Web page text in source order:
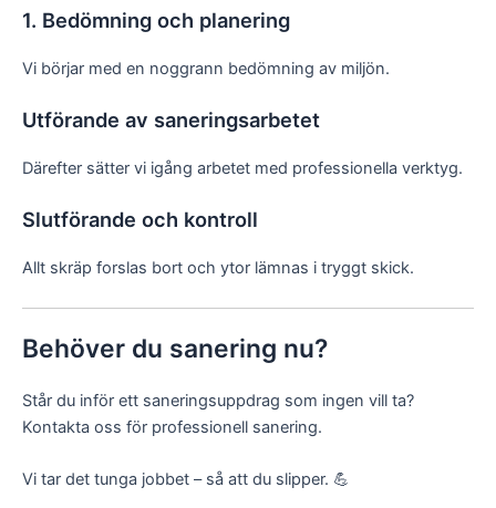
1. Bedömning och planering
Vi börjar med en noggrann bedömning av miljön.
Utförande av saneringsarbetet
Därefter sätter vi igång arbetet med professionella verktyg.
Slutförande och kontroll
Allt skräp forslas bort och ytor lämnas i tryggt skick.
Behöver du sanering nu?
Står du inför ett saneringsuppdrag som ingen vill ta?
Kontakta oss för professionell sanering.
Vi tar det tunga jobbet – så att du slipper. 💪